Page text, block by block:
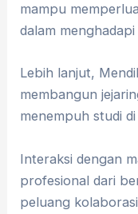
mampu
dalam
Lebih lanjut,
membangun
menempuh studi
Interaksi dengan
profesional dari
peluang